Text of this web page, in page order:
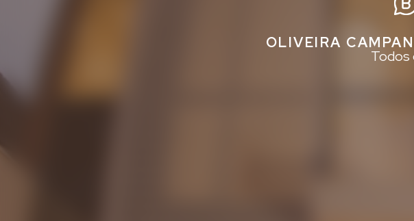
OLIVEIRA
Todos